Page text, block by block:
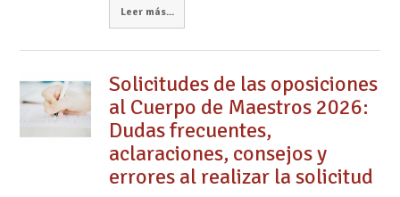
Leer más...
Solicitudes de las oposiciones
al Cuerpo de Maestros 2026:
Dudas frecuentes,
aclaraciones, consejos y
errores al realizar la solicitud